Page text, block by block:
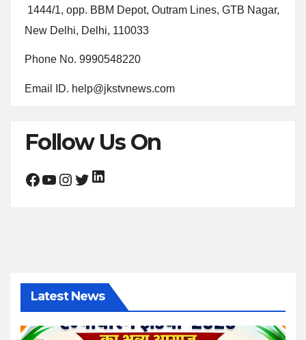
1444/1, opp. BBM Depot, Outram Lines, GTB Nagar,
New Delhi, Delhi, 110033
Phone No. 9990548220
Email ID. help@jkstvnews.com
Follow Us On
Facebook YouTube Instagram Twitter LinkedIn
Latest News